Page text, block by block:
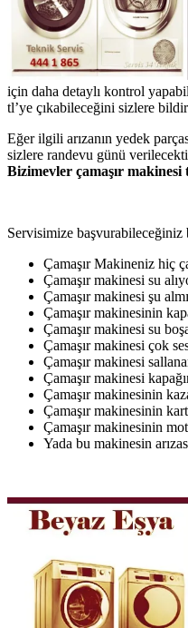
için daha detaylı kontrol
tl’ye çıkabileceğini sizlere
Eğer ilgili arızanın yedek
sizlere randevu günü
Bizimevler çamaşır makinesi
Servisimize başvurabileceğiniz
Çamaşır Makineniz hiç
Çamaşır makinesi su
Çamaşır makinesi şu
Çamaşır makinesinin
Çamaşır makinesi su
Çamaşır makinesi çok
Çamaşır makinesi
Çamaşır makinesi
Çamaşır makinesinin
Çamaşır makinesinin
Çamaşır makinesinin
Yada bu makinesin